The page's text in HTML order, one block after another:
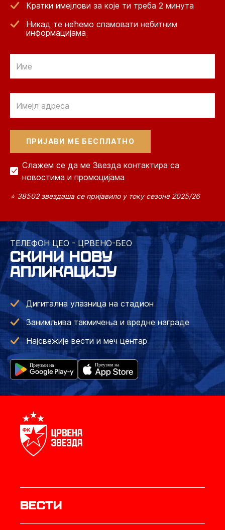
Кратки имејлови за које ти треба 2 минута
Никад те нећемо спамовати небитним
информацијама
Слажем се да ме Звезда контактира са
новостима и промоцијама
⭐ 38502 звездаша се пријавило у току сезоне 2025/26
ТЕЛЕФОН ЦЕО - ЦРВЕНО-БЕО
СКИНИ НОВУ
АПЛИКАЦИЈУ
Дигитална улазница на стадион
Занимљива такмичења и вредне награде
Најсвежије вести и меч центар
Вести